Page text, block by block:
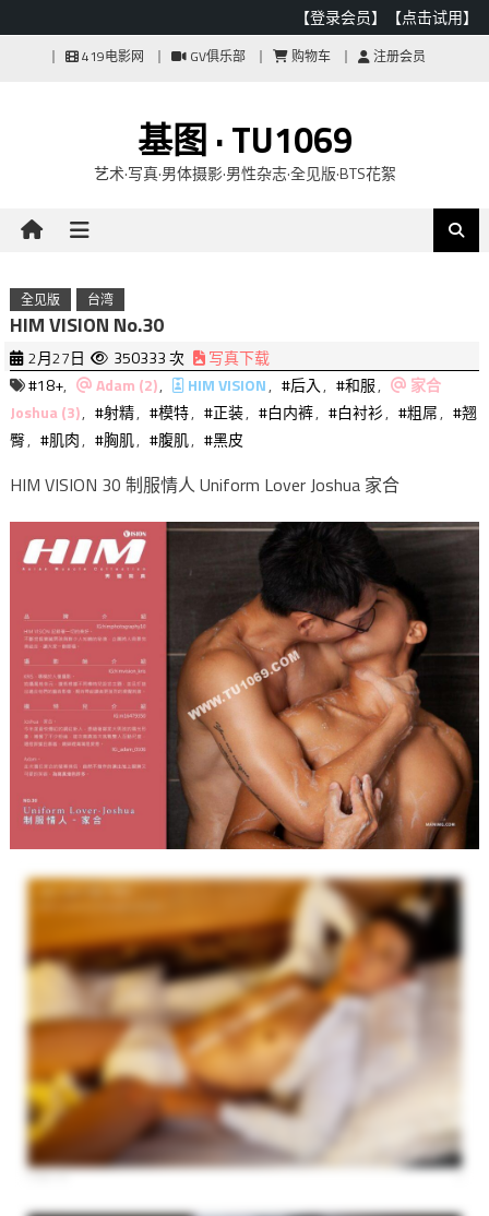
【登录会员】 【点击试用】
419电影网 GV俱乐部 购物车 注册会员
基图 · TU1069
艺术·写真·男体摄影·男性杂志·全见版·BTS花絮
全见版 台湾
HIM VISION No.30
2月27日 350333 次
写真下载
#18+, Adam (2), HIM VISION, #后入 , #和服,
家合
Joshua (3), #射精, #模特, #正装, #白内裤, #白衬衫, #粗屌, #翘
臀, #肌肉, #胸肌, #腹肌, #黑皮
HIM VISION 30 制服情人 Uniform Lover Joshua 家合